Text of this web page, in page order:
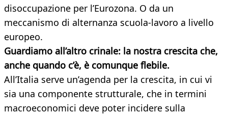
disoccupazione per l’Eurozona. O da un
meccanismo di alternanza scuola-lavoro a livello
europeo.
Guardiamo all’altro crinale: la nostra crescita che,
anche quando c’è, è comunque flebile.
All’Italia serve un’agenda per la crescita, in cui vi
sia una componente strutturale, che in termini
macroeconomici deve poter incidere sulla